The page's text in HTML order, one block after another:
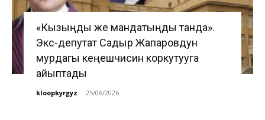
«Кызыңды же мандатыңды танда».
Экс-депутат Садыр Жапаровдун
мурдагы кеңешчисин коркутууга
айыптады
kloopkyrgyz - 25/06/2026